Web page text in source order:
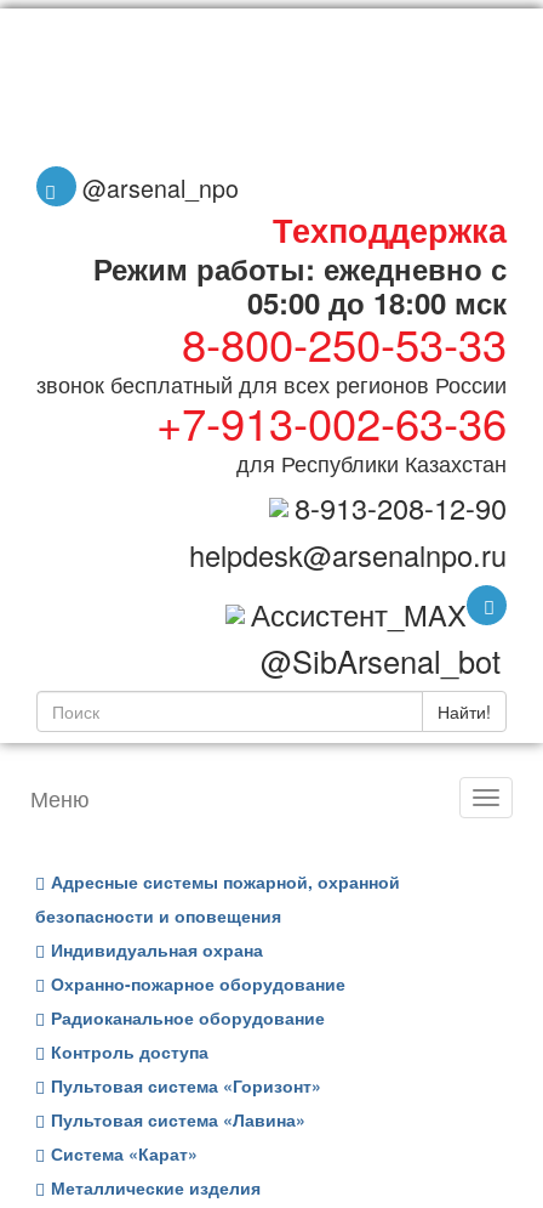
@arsenal_npo
Техподдержка
Режим работы: ежедневно с
05:00 до 18:00 мск
8-800-250-53-33
звонок бесплатный для всех регионов России
+7-913-002-63-36
для Республики Казахстан
8-913-208-12-90
helpdesk@arsenalnpo.ru
Ассистент_MAX
@SibArsenal_bot
Найти!
Меню
Адресные системы пожарной, охранной
безопасности и оповещения
Индивидуальная охрана
Охранно-пожарное оборудование
Радиоканальное оборудование
Контроль доступа
Пультовая система «Горизонт»
Пультовая система «Лавина»
Система «Карат»
Металлические изделия